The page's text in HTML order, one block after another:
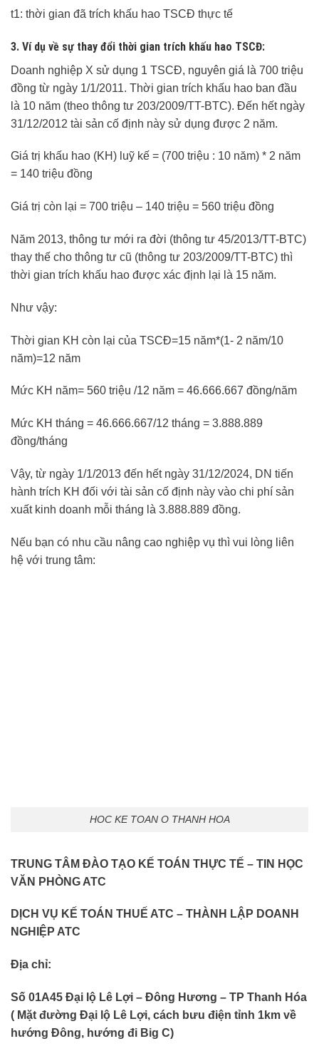
t1: thời gian đã trích khấu hao TSCĐ thực tế
3. Ví dụ về sự thay đổi thời gian trích khấu hao TSCĐ:
Doanh nghiệp X sử dụng 1 TSCĐ, nguyên giá là 700 triệu
đồng từ ngày 1/1/2011. Thời gian trích khấu hao ban đầu
là 10 năm (theo thông tư 203/2009/TT-BTC). Đến hết ngày
31/12/2012 tài sản cố định này sử dụng được 2 năm.
Giá trị khấu hao (KH) luỹ kế = (700 triệu : 10 năm) * 2 năm
= 140 triệu đồng
Giá trị còn lại = 700 triệu – 140 triệu = 560 triệu đồng
Năm 2013, thông tư mới ra đời (thông tư 45/2013/TT-BTC)
thay thế cho thông tư cũ (thông tư 203/2009/TT-BTC) thì
thời gian trích khấu hao được xác định lại là 15 năm.
Như vậy:
Thời gian KH còn lại của TSCĐ=15 năm*(1- 2 năm/10
năm)=12 năm
Mức KH năm= 560 triệu /12 năm = 46.666.667 đồng/năm
Mức KH tháng = 46.666.667/12 tháng = 3.888.889
đồng/tháng
Vậy, từ ngày 1/1/2013 đến hết ngày 31/12/2024, DN tiến
hành trích KH đối với tài sản cố định này vào chi phí sản
xuất kinh doanh mỗi tháng là 3.888.889 đồng.
Nếu bạn có nhu cầu nâng cao nghiệp vụ thì vui lòng liên
hệ với trung tâm:
HOC KE TOAN O THANH HOA
TRUNG TÂM ĐÀO TẠO KẾ TOÁN THỰC TẾ – TIN HỌC
VĂN PHÒNG ATC
DỊCH VỤ KẾ TOÁN THUẾ ATC – THÀNH LẬP DOANH
NGHIỆP ATC
Địa chỉ:
Số 01A45 Đại lộ Lê Lợi – Đông Hương – TP Thanh Hóa
( Mặt đường Đại lộ Lê Lợi, cách bưu điện tỉnh 1km về
hướng Đông, hướng đi Big C)